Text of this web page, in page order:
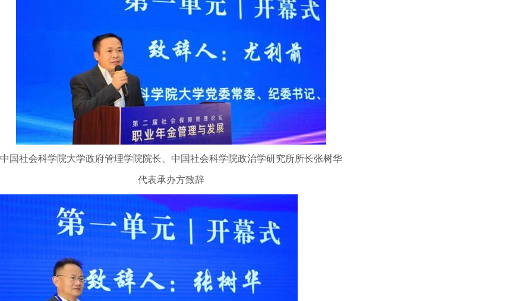
中国社会科学院大学政府管理学院院长、中国社会科学院政治学研究所所长张树华
代表承办方致辞